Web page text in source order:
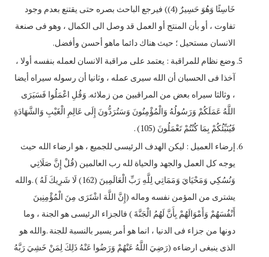
خَاسِئًا وَهُوَ حَسِيرٌ (4)) فيرجع الباحث بصره حتى يقتنع بعدم وجود
تفاوت ، أو بأن المنتج أو العمل قد وصل الى الكمال ، وهو فى صنعة
الانسان مستحيل ؛ حيث هناك دائما ماهو أحسن وأفضل.
وضع نظام للمراقبة : يعتمد على مراقبة الانسان لعمله بنفسه أولا ،
آخذا فى الحسبان أن الله سيرى عمله ، وثانيا أن رسوله سيراه أيضا
، وثالثا سيراه بعض من المراقبين من زملائه. وَقُلِ اعْمَلُوا فَسَيَرَى
اللَّهُ عَمَلَكُمْ وَرَسُولُهُ وَالْمُؤْمِنُونَ وَسَتُرَدُّونَ إِلَى عَالِمِ الْغَيْبِ وَالشَّهَادَةِ
فَيُنَبِّئُكُمْ بِمَا كُنْتُمْ تَعْمَلُونَ (105) .
إرضاء العميل : ليكن الهدف الرئيسى للجميع ، هو ارضاء الله حيث
يوجه كل العمل والجهد والحياة لله رب العالمين (قُلْ إِنَّ صَلَاتِي
وَنُسُكِي وَمَحْيَايَ وَمَمَاتِي لِلَّهِ رَبِّ الْعَالَمِينَ (162) لَا شَرِيكَ لَهُ ) .والله
يشترى من المؤمن نفسه وماله (إِنَّ اللَّهَ اشْتَرَى مِنَ الْمُؤْمِنِينَ
أَنْفُسَهُمْ وَأَمْوَالَهُمْ بِأَنَّ لَهُمُ الْجَنَّةَ ) فالجزاء الرئيسى هو الجنة ، وما
دونها من جزاء فى الدنيا ، انما هو أمر يسير بالنسبة للجنة .والله هو
الذى ينبغى ارضاءه (رَضِيَ اللَّهُ عَنْهُمْ وَرَضُوا عَنْهُ ذَلِكَ لِمَنْ خَشِيَ رَبَّهُ